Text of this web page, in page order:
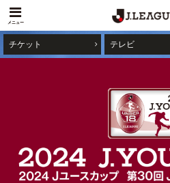
メニュー
チケット テレビ